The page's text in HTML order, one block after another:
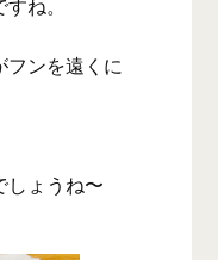
ね。
ンを遠くに
しょうね〜